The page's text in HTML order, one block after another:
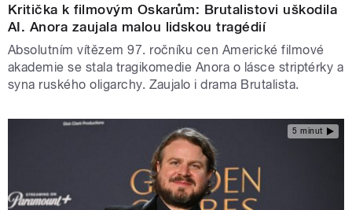
Kritička k filmovým Oskarům: Brutalistovi uškodila
AI. Anora zaujala malou lidskou tragédií
Absolutním vítězem 97. ročníku cen Americké filmové
akademie se stala tragikomedie Anora o lásce striptérky a
syna ruského oligarchy. Zaujalo i drama Brutalista.
5 minut